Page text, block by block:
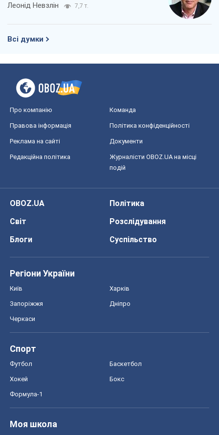
Леонід Невзлін 7,7 т.
Всі думки
Про компанію Команда
Правова інформація Політика конфіденційності
Реклама на сайті Документи
Редакційна політика
Журналісти OBOZ.UA на місці
подій
OBOZ.UA
Політика
Світ
Розслідування
Блоги
Суспільство
Регіони України
Київ Харків
Запоріжжя Дніпро
Черкаси
Спорт
Футбол Баскетбол
Хокей Бокс
Формула-1
Моя школа